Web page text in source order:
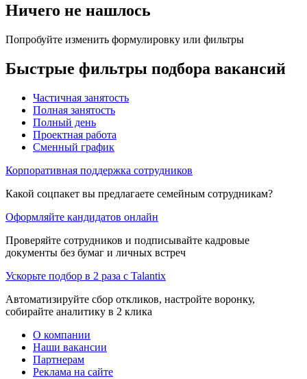
Ничего не нашлось
Попробуйте изменить формулировку или фильтры
Быстрые фильтры подбора вакансий
Частичная занятость
Полная занятость
Полный день
Проектная работа
Сменный график
Корпоративная поддержка сотрудников
Какой соцпакет вы предлагаете семейным сотрудникам?
Оформляйте кандидатов онлайн
Проверяйте сотрудников и подписывайте кадровые
документы без бумаг и личных встреч
Ускорьте подбор в 2 раза с Talantix
Автоматизируйте сбор откликов, настройте воронку,
собирайте аналитику в 2 клика
О компании
Наши вакансии
Партнерам
Реклама на сайте